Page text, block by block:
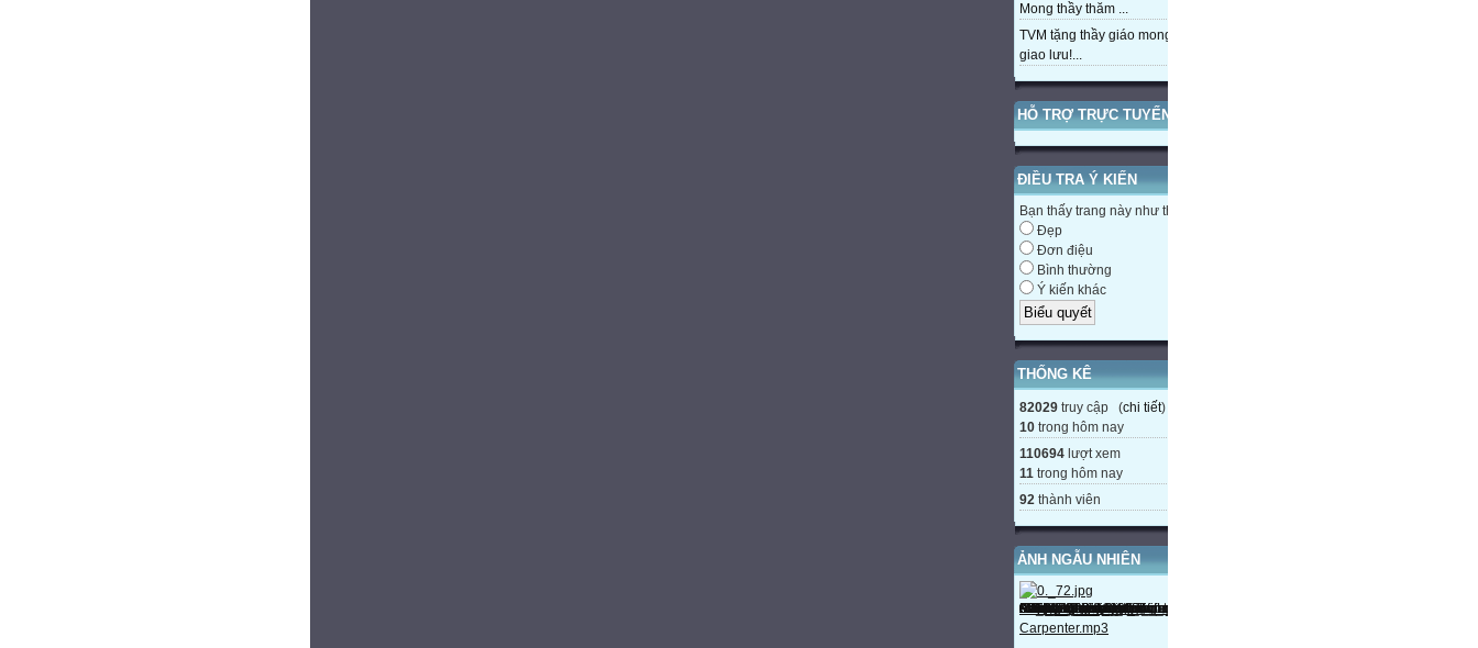
Mong thầy thăm ...
TVM tặng thầy giáo mong được
giao lưu!...
HỖ TRỢ TRỰC TUYẾN
ĐIỀU TRA Ý KIẾN
Bạn thấy trang này như thế nào?
Đẹp
Đơn điệu
Bình thường
Ý kiến khác
THỐNG KÊ
82029 truy cập (chi tiết)
10 trong hôm nay
110694 lượt xem
11 trong hôm nay
92 thành viên
ẢNH NGẪU NHIÊN